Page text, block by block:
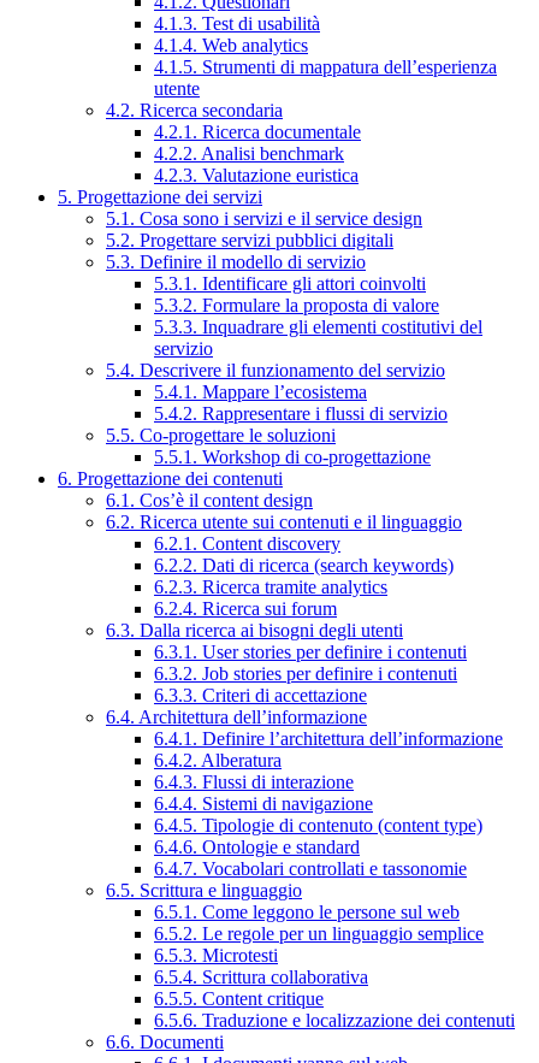
4.1.3. Test di usabilità
4.1.4. Web analytics
4.1.5. Strumenti di mappatura dell’esperienza
utente
4.2. Ricerca secondaria
4.2.1. Ricerca documentale
4.2.2. Analisi benchmark
4.2.3. Valutazione euristica
5. Progettazione dei servizi
5.1. Cosa sono i servizi e il service design
5.2. Progettare servizi pubblici digitali
5.3. Definire il modello di servizio
5.3.1. Identificare gli attori coinvolti
5.3.2. Formulare la proposta di valore
5.3.3. Inquadrare gli elementi costitutivi del
servizio
5.4. Descrivere il funzionamento del servizio
5.4.1. Mappare l’ecosistema
5.4.2. Rappresentare i flussi di servizio
5.5. Co-progettare le soluzioni
5.5.1. Workshop di co-progettazione
6. Progettazione dei contenuti
6.1. Cos’è il content design
6.2. Ricerca utente sui contenuti e il linguaggio
6.2.1. Content discovery
6.2.2. Dati di ricerca (search keywords)
6.2.3. Ricerca tramite analytics
6.2.4. Ricerca sui forum
6.3. Dalla ricerca ai bisogni degli utenti
6.3.1. User stories per definire i contenuti
6.3.2. Job stories per definire i contenuti
6.3.3. Criteri di accettazione
6.4. Architettura dell’informazione
6.4.1. Definire l’architettura dell’informazione
6.4.2. Alberatura
6.4.3. Flussi di interazione
6.4.4. Sistemi di navigazione
6.4.5. Tipologie di contenuto (content type)
6.4.6. Ontologie e standard
6.4.7. Vocabolari controllati e tassonomie
6.5. Scrittura e linguaggio
6.5.1. Come leggono le persone sul web
6.5.2. Le regole per un linguaggio semplice
6.5.3. Microtesti
6.5.4. Scrittura collaborativa
6.5.5. Content critique
6.5.6. Traduzione e localizzazione dei contenuti
6.6. Documenti